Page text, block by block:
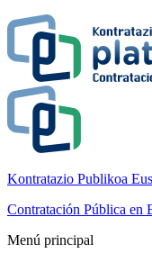
Kontratazio Publikoa
Contratación Pública en
Menú principal